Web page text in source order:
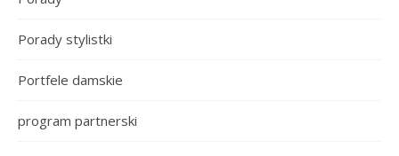
Porady stylistki
Portfele damskie
program partnerski